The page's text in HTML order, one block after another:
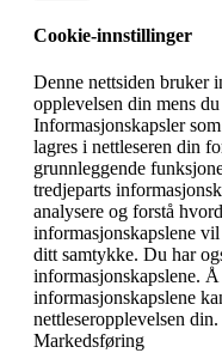
Cookie-innstillinger
Denne nettsiden bruker
opplevelsen din mens
Informasjonskapsler
lagres i nettleseren din
grunnleggende
tredjeparts
analysere og forstå
informasjonskapslene
ditt samtykke. Du har
informasjonskapslene.
informasjonskapslene
nettleseropplevelsen din.
Markedsføring